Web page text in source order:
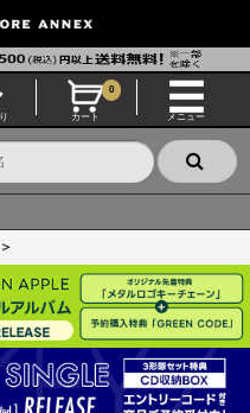
カート
0
メニュー